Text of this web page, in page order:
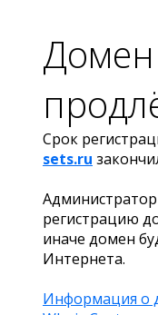
Срок
sets.ru
регистрацию
иначе домен
Интернета.
Информация о